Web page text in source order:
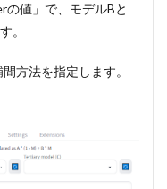
値」で、モデルBと
。
方法を指定します。